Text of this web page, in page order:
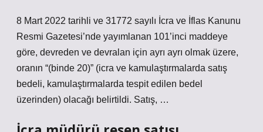
8 Mart 2022 tarihli ve 31772 sayılı İcra ve İflas Kanunu
Resmi Gazetesi’nde yayımlanan 101’inci maddeye
göre, devreden ve devralan için ayrı ayrı olmak üzere,
oranın “(binde 20)” (icra ve kamulaştırmalarda satış
bedeli, kamulaştırmalarda tespit edilen bedel
üzerinden) olacağı belirtildi. Satış, …